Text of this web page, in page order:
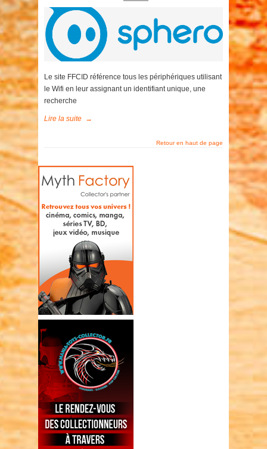
Le site FFCID référence tous les périphériques utilisant
le Wifi en leur assignant un identifiant unique, une
recherche
Lire la suite →
Retour en haut de page